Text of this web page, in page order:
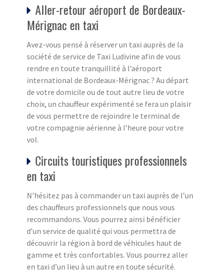
Aller-retour aéroport de Bordeaux-
Mérignac en taxi
Avez-vous pensé à réserver un taxi auprès de la
société de service de Taxi Ludivine afin de vous
rendre en toute tranquillité à l’aéroport
international de Bordeaux-Mérignac ? Au départ
de votre domicile ou de tout autre lieu de votre
choix, un chauffeur expérimenté se fera un plaisir
de vous permettre de rejoindre le terminal de
votre compagnie aérienne à l’heure pour votre
vol.
Circuits touristiques professionnels
en taxi
N’hésitez pas à commander un taxi auprès de l’un
des chauffeurs professionnels que nous vous
recommandons. Vous pourrez ainsi bénéficier
d’un service de qualité qui vous permettra de
découvrir la région à bord de véhicules haut de
gamme et très confortables. Vous pourrez aller
en taxi d’un lieu à un autre en toute sécurité.